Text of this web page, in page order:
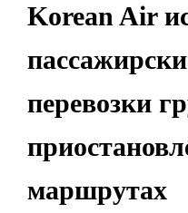
Korean Air
перевозки
маршрутах